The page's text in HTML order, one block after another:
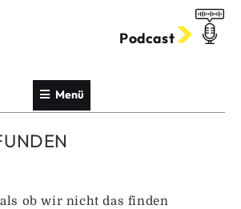
Podcast
Menü
ob wir nicht das finden